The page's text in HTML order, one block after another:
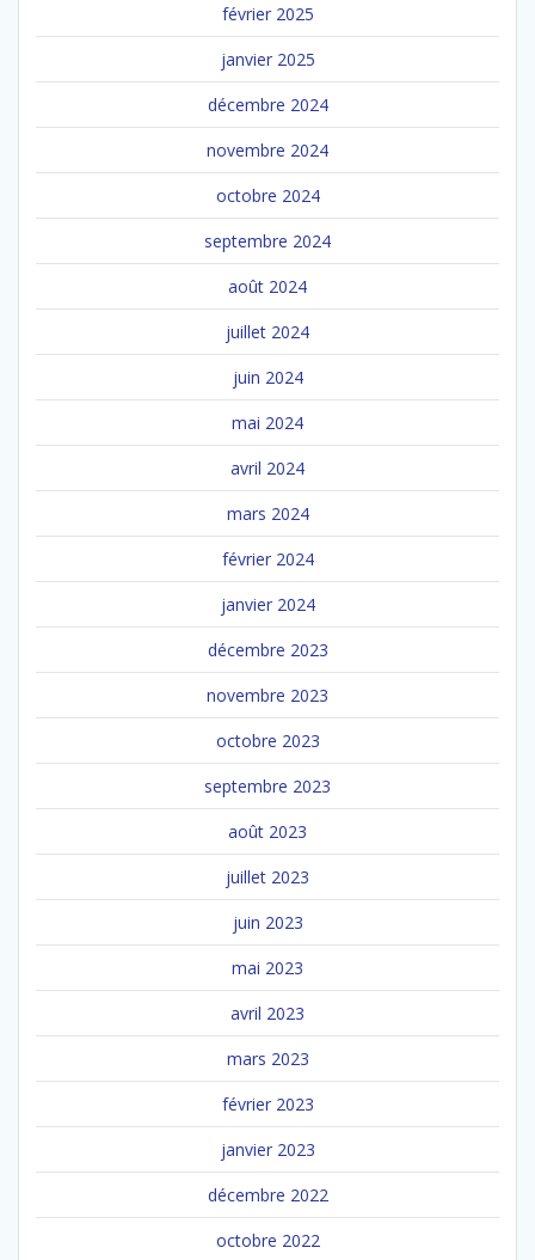
février 2025
janvier 2025
décembre 2024
novembre 2024
octobre 2024
septembre 2024
août 2024
juillet 2024
juin 2024
mai 2024
avril 2024
mars 2024
février 2024
janvier 2024
décembre 2023
novembre 2023
octobre 2023
septembre 2023
août 2023
juillet 2023
juin 2023
mai 2023
avril 2023
mars 2023
février 2023
janvier 2023
décembre 2022
octobre 2022